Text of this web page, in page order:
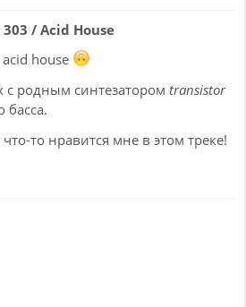
/ Acid House
house
с родным синтезатором transistor
басса.
то нравится мне в этом треке!